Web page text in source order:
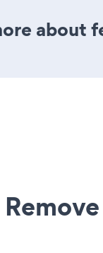
about